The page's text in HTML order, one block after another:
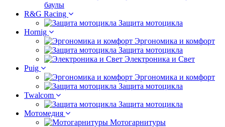
баулы
R&G Racing
Защита мотоцикла
Hornig
Эргономика и комфорт
Защита мотоцикла
Электроника и Свет
Puig
Эргономика и комфорт
Защита мотоцикла
Twalcom
Защита мотоцикла
Мотомедия
Мотогарнитуры